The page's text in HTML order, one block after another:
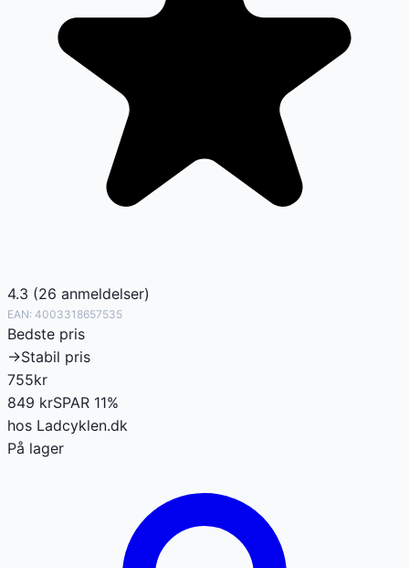
4.3 (26 anmeldelser)
EAN: 4003318657535
Bedste pris
→Stabil pris
755kr
849 krSPAR 11%
hos Ladcyklen.dk
På lager